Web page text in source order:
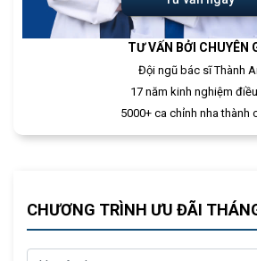
TƯ VẤN BỞI CHUYÊN
Đội ngũ bác sĩ Thành
17 năm kinh nghiệm
5000+ ca chỉnh nha thành
CHƯƠNG TRÌNH ƯU ĐÃI